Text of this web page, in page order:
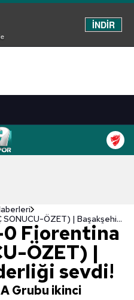
İNDİR
Başakşehir 3-0 Fiorentina (MAÇ SONUCU-ÖZET) | Başakşehir liderliği sevdi!
Fiorentina
ÖZET) |
sevdi!
Grubu ikinci